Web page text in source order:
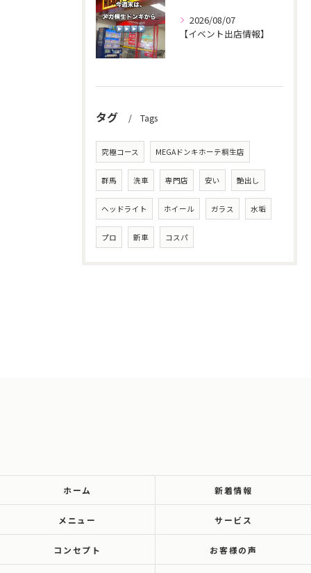
2026/08/07
【イベント出店情報】
タグ Tags
究極コース MEGAドンキホーテ桐生店
群馬 洗車 専門店 安い 艶出し
ヘッドライト ホイール ガラス 水垢
プロ 新車 コスパ
ホーム 新着情報
メニュー サービス
コンセプト お客様の声